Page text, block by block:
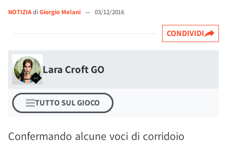
NOTIZIAdi Giorgio Melani — 03/12/2016
CONDIVIDI
Lara Croft GO
TUTTO SUL GIOCO
Confermando alcune voci di corridoio